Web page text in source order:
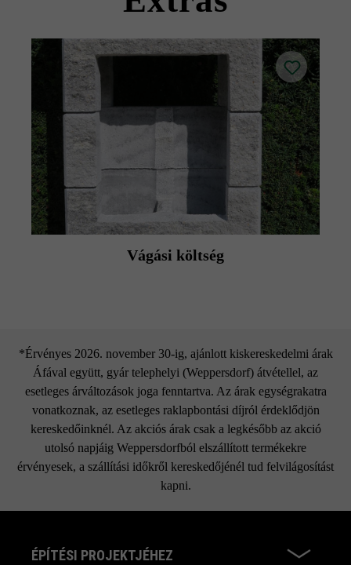
Vágási költség
*Érvényes 2026. november 30-ig, ajánlott kiskereskedelmi árak
Áfával együtt, gyár telephelyi (Weppersdorf) átvétellel, az
esetleges árváltozások joga fenntartva. Az árak egységrakatra
vonatkoznak, az esetleges raklapbontási díjról érdeklődjön
kereskedőinknél. Az akciós árak csak a legkésőbb az akció
utolsó napjáig Weppersdorfból elszállított termékekre
érvényesek, a szállítási időkről kereskedőjénél tud felvilágosítást
kapni.
ÉPÍTÉSI PROJEKTJÉHEZ